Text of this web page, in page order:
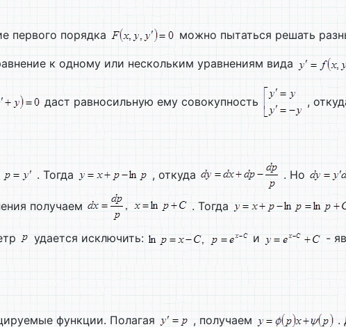
первого порядка можно пытаться решать
к одному или нескольким уравнениям вида
даст равносильную ему совокупность ,
. Тогда , откуда . Но
получаем . Тогда
удается исключить: и
-
функции. Полагая , получаем
.